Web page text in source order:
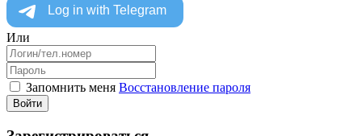
Или
Запомнить меня Восстановление пароля
Войти